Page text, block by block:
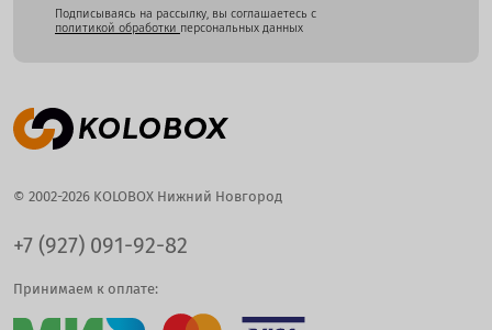
Подписываясь на рассылку, вы соглашаетесь с
политикой обработки персональных данных
© 2002-2026 KOLOBOX Нижний Новгород
+7 (927) 091-92-82
Принимаем к оплате: